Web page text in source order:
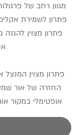
מגוון רחב של
פתרון לשמירת
פתרון מצוין
פתרון מצוין
החזרה של אור
אופטימלי במקור